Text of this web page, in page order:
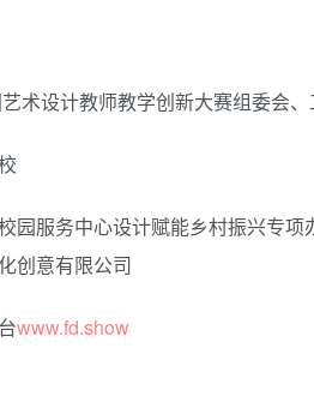
术设计教师教学创新大赛组委会
园服务中心设计赋能乡村振兴专
创意有限公司
www.fd.show